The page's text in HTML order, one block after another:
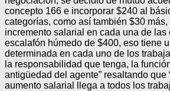
concepto 166 e incorporar $240 al
categorías, como así también $30 más,
incremento salarial en cada una de las
escalafón húmedo de $400, eso tiene
determinada en cada uno de los
la responsabilidad que tenga, la
antigüedad del agente” resaltando que
aumento salarial llega a todos los